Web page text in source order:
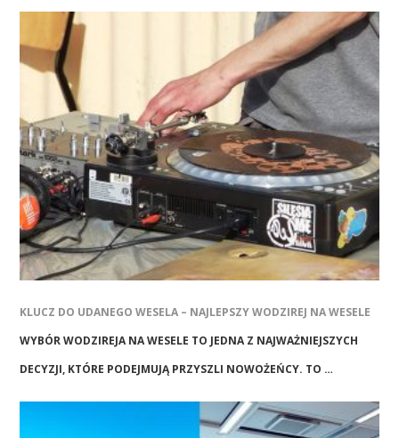
KLUCZ DO UDANEGO WESELA – NAJLEPSZY WODZIREJ NA WESELE
WYBÓR WODZIREJA NA WESELE TO JEDNA Z NAJWAŻNIEJSZYCH
DECYZJI, KTÓRE PODEJMUJĄ PRZYSZLI NOWOŻEŃCY. TO …